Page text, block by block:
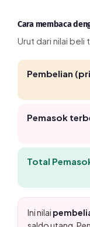
Cara membaca
Urut dari nilai beli
Pembelian
Pemasok
Total
Ini nilai